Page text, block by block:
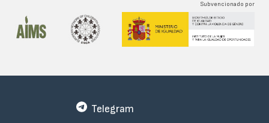
Subvencionado por
Telegram